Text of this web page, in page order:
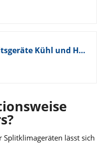
Sichler Haushaltsgeräte Kühl und Heizgerät: 4in1-Luftkühler, befeuchter, Ionisator, Heizgerät, 4l, 1800W, 240ml/h (Heiz und Kühlgerät, Klimagerät Kühlen, Klima)
lässt sich